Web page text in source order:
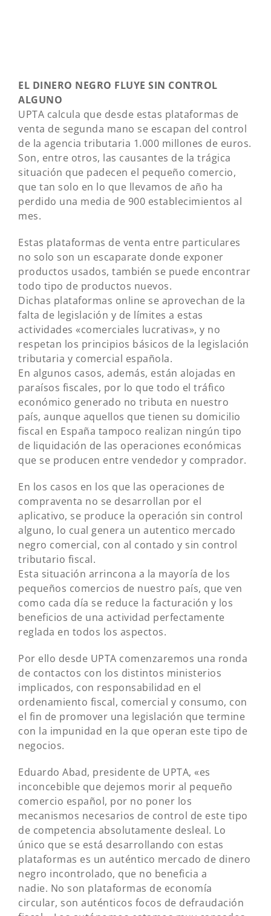
EL DINERO NEGRO FLUYE SIN CONTROL
ALGUNO
UPTA calcula que desde estas plataformas de
venta de segunda mano se escapan del control
de la agencia tributaria 1.000 millones de euros.
Son, entre otros, las causantes de la trágica
situación que padecen el pequeño comercio,
que tan solo en lo que llevamos de año ha
perdido una media de 900 establecimientos al
mes.
Estas plataformas de venta entre particulares
no solo son un escaparate donde exponer
productos usados, también se puede encontrar
todo tipo de productos nuevos.
Dichas plataformas online se aprovechan de la
falta de legislación y de límites a estas
actividades «comerciales lucrativas», y no
respetan los principios básicos de la legislación
tributaria y comercial española.
En algunos casos, además, están alojadas en
paraísos fiscales, por lo que todo el tráfico
económico generado no tributa en nuestro
país, aunque aquellos que tienen su domicilio
fiscal en España tampoco realizan ningún tipo
de liquidación de las operaciones económicas
que se producen entre vendedor y comprador.
En los casos en los que las operaciones de
compraventa no se desarrollan por el
aplicativo, se produce la operación sin control
alguno, lo cual genera un autentico mercado
negro comercial, con al contado y sin control
tributario fiscal.
Esta situación arrincona a la mayoría de los
pequeños comercios de nuestro país, que ven
como cada día se reduce la facturación y los
beneficios de una actividad perfectamente
reglada en todos los aspectos.
Por ello desde UPTA comenzaremos una ronda
de contactos con los distintos ministerios
implicados, con responsabilidad en el
ordenamiento fiscal, comercial y consumo, con
el fin de promover una legislación que termine
con la impunidad en la que operan este tipo de
negocios.
Eduardo Abad, presidente de UPTA, «es
inconcebible que dejemos morir al pequeño
comercio español, por no poner los
mecanismos necesarios de control de este tipo
de competencia absolutamente desleal. Lo
único que se está desarrollando con estas
plataformas es un auténtico mercado de dinero
negro incontrolado, que no beneficia a
nadie. No son plataformas de economía
circular, son auténticos focos de defraudación